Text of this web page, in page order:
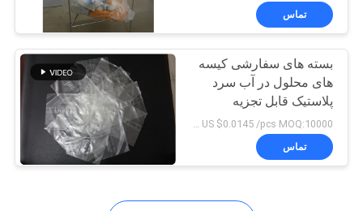
تماس
بسته های سفارشی کیسه
های محلول در آب سرد
پلاستیک قابل تجزیه
US $0.0145 /pcs MOQ:10000 عدد
تماس